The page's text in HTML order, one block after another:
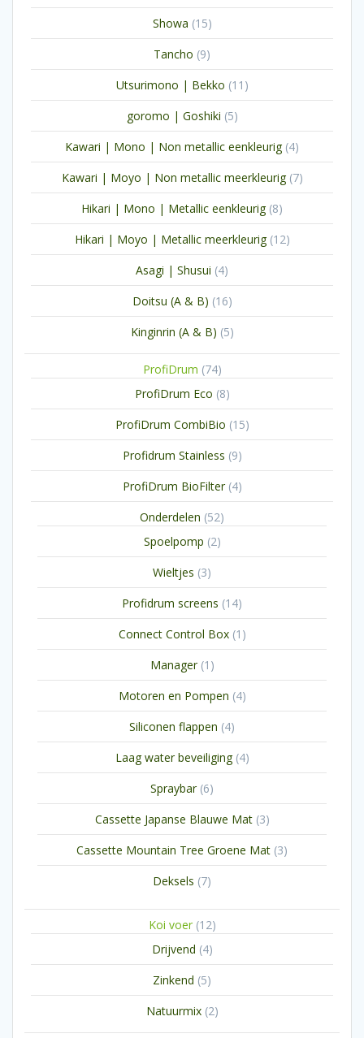
producten
Showa 1515
producten
Tancho 99
producten
Utsurimono | Bekko 11 11
producten
goromo | Goshiki 55
producten
Kawari | Mono | Non metallic eenkleurig 44
producten
Kawari | Moyo | Non metallic meerkleurig 77
producten
Hikari | Mono | Metallic eenkleurig 88
producten
Hikari | Moyo | Metallic meerkleurig 1212
producten
Asagi | Shusui 44
producten
Doitsu (A & B) 1616
producten
Kinginrin (A & B) 55
ProfiDrum 7474
ProfiDrum Eco 88
producten
ProfiDrum CombiBio 1515
producten
Profidrum Stainless 99
producten
ProfiDrum BioFilter 44
producten
Onderdelen 5252
Spoelpomp 22
producten
Wieltjes 33
producten
Profidrum screens 1414
producten
Connect Control Box 1 1
product
Manager 1 1
product
Motoren en Pompen 44
producten
Siliconen flappen 44
producten
Laag water beveiliging 44
producten
Spraybar 66
producten
Cassette Japanse Blauwe Mat 33
producten
Cassette Mountain Tree Groene Mat 33
producten
Deksels 77
Koi voer 1212
Drijvend 44
producten
Zinkend 55
producten
Natuurmix 22